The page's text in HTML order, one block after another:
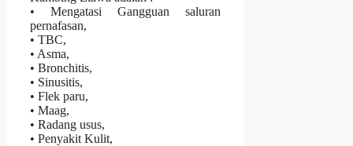
• Mengatasi Gangguan saluran
pernafasan,
• TBC,
• Asma,
• Bronchitis,
• Sinusitis,
• Flek paru,
• Maag,
• Radang usus,
• Penyakit Kulit,